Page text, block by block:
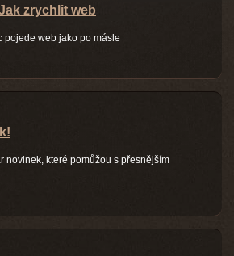
zrychlit web
pojede web jako po másle
novinek, které pomůžou s přesnějším